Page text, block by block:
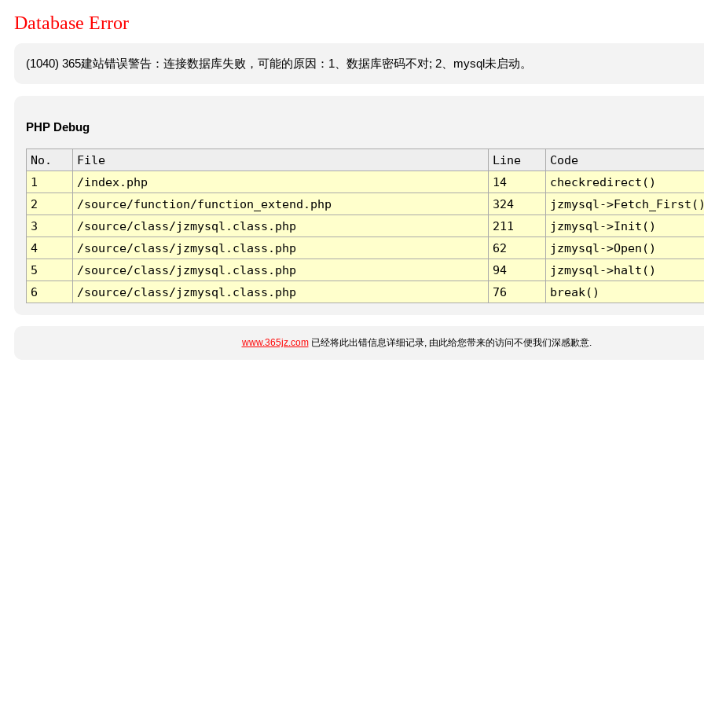
Database Error
(1040) 365建站错误警告：连接数据库失败，可能的原因：1、数据库密码不对; 2、mysql未启动。
PHP Debug
No. File Line
Code
1
/index.php 14
checkredirect()
2
/source/function/function_extend.php 324
jzmysql-
3
/source/class/jzmysql.class.php 211
jzmysql->Init()
4
/source/class/jzmysql.class.php 62
jzmysql->Open()
5
/source/class/jzmysql.class.php 94
jzmysql->halt()
6
/source/class/jzmysql.class.php 76 break()
www.365jz.com已经将此出错信息详细记录, 由此给您带来的访问不便我们深感歉意.